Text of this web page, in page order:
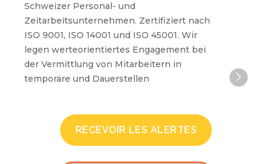
Schweizer Personal- und
Zeitarbeitsunternehmen. Zertifiziert nach
ISO 9001, ISO 14001 und ISO 45001. Wir
legen werteorientiertes Engagement bei
der Vermittlung von Mitarbeitern in
temporäre und Dauerstellen
RECEVOIR LES ALERTES